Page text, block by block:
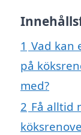
1 Vad kan
på
med?
2 Få alltid